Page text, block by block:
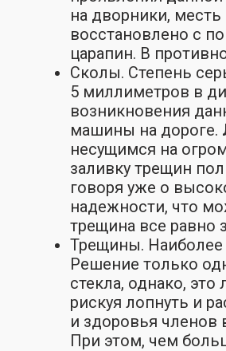
на дворники,
восстановлено с
царапин. В
Сколы. Степень
5 миллиметров в
возникновения
машины на дороге.
несущимся на
заливку трещин
говоря уже о
надежности, что
трещина все равно
Трещины. Наиболее
Решение только
стекла, однако,
рискуя лопнуть и
и здоровья членов
При этом, чем